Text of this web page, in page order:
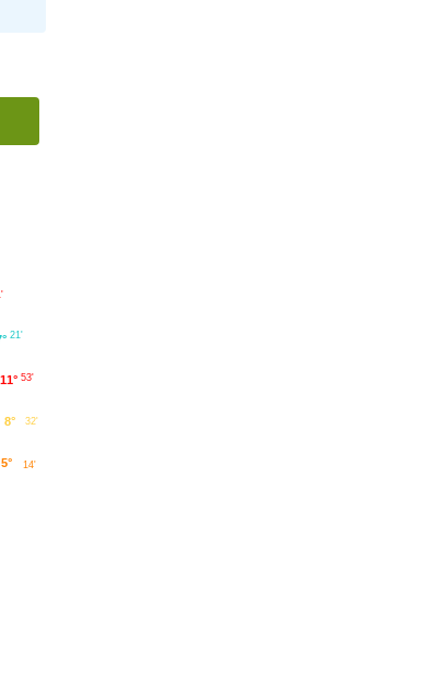
5° 14'
8° 32'
11° 53'
21'